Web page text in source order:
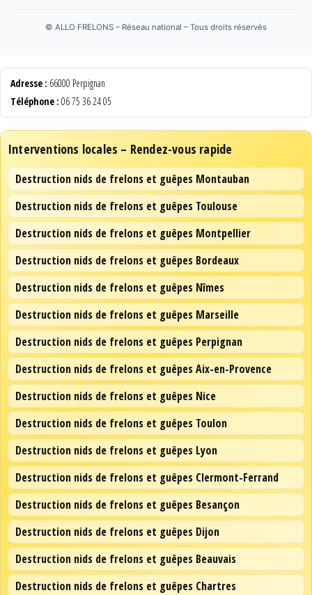
© ALLO FRELONS – Réseau national – Tous droits réservés
Adresse : 66000 Perpignan
Téléphone : 06 75 36 24 05
Interventions locales – Rendez-vous rapide
Destruction nids de frelons et guêpes Montauban
Destruction nids de frelons et guêpes Toulouse
Destruction nids de frelons et guêpes Montpellier
Destruction nids de frelons et guêpes Bordeaux
Destruction nids de frelons et guêpes Nîmes
Destruction nids de frelons et guêpes Marseille
Destruction nids de frelons et guêpes Perpignan
Destruction nids de frelons et guêpes Aix-en-Provence
Destruction nids de frelons et guêpes Nice
Destruction nids de frelons et guêpes Toulon
Destruction nids de frelons et guêpes Lyon
Destruction nids de frelons et guêpes Clermont-Ferrand
Destruction nids de frelons et guêpes Besançon
Destruction nids de frelons et guêpes Dijon
Destruction nids de frelons et guêpes Beauvais
Destruction nids de frelons et guêpes Chartres